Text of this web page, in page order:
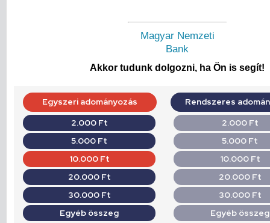
Magyar Nemzeti
Bank
Akkor tudunk dolgozni, ha Ön is segít!